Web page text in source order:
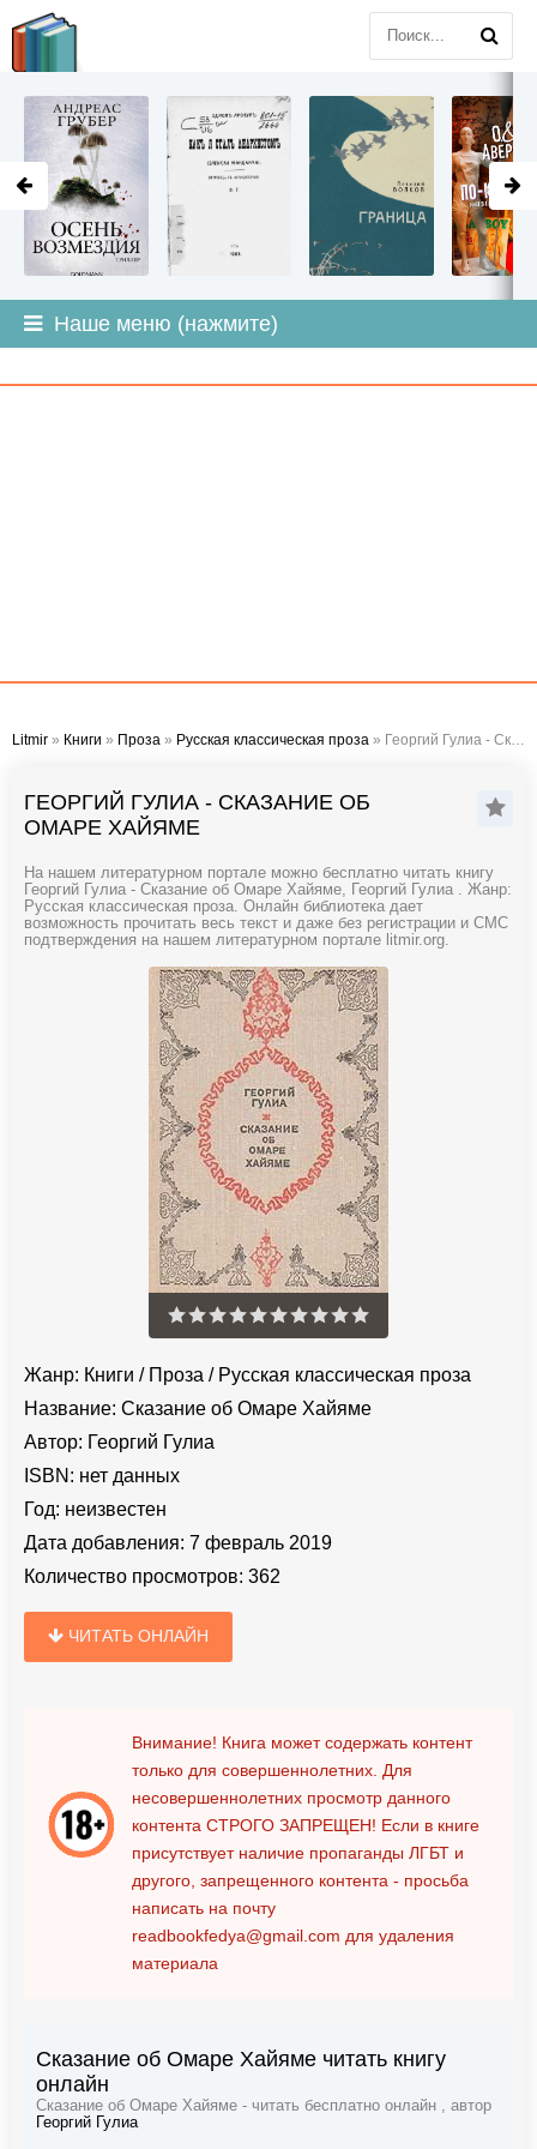
Наше меню (нажмите)
Litmir » Книги » Проза » Русская классическая проза » Георгий Гулиа - Сказание об Омаре Хайяме
ГЕОРГИЙ ГУЛИА - СКАЗАНИЕ ОБ
ОМАРЕ ХАЙЯМЕ
На нашем литературном портале можно бесплатно читать книгу
Георгий Гулиа - Сказание об Омаре Хайяме, Георгий Гулиа . Жанр:
Русская классическая проза. Онлайн библиотека дает
возможность прочитать весь текст и даже без регистрации и СМС
подтверждения на нашем литературном портале litmir.org.
Жанр: Книги / Проза / Русская классическая проза
Название: Сказание об Омаре Хайяме
Автор: Георгий Гулиа
ISBN: нет данных
Год: неизвестен
Дата добавления: 7 февраль 2019
Количество просмотров: 362
ЧИТАТЬ ОНЛАЙН
Внимание! Книга может содержать контент
только для совершеннолетних. Для
несовершеннолетних просмотр данного
контента СТРОГО ЗАПРЕЩЕН! Если в книге
присутствует наличие пропаганды ЛГБТ и
другого, запрещенного контента - просьба
написать на почту
readbookfedya@gmail.com для удаления
материала
Сказание об Омаре Хайяме читать книгу
онлайн
Сказание об Омаре Хайяме - читать бесплатно онлайн , автор
Георгий Гулиа
LITMIR.ORG